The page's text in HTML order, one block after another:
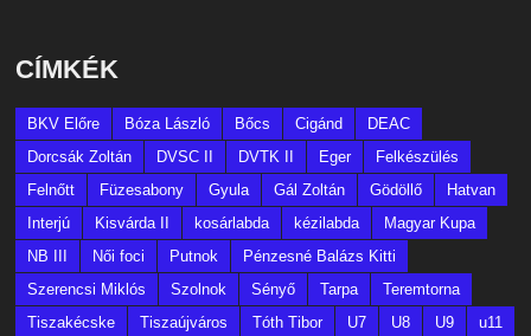
CÍMKÉK
BKV Előre Bóza László Bőcs Cigánd
DEAC
Dorcsák Zoltán
DVSC II DVTK II Eger
Felkészülés
Felnőtt
Füzesabony Gyula Gál Zoltán Gödöllő
Hatvan
Interjú
Kisvárda II kosárlabda kézilabda
Magyar Kupa
NB III
Női foci Putnok
Pénzesné Balázs Kitti
Szerencsi Miklós
Szolnok Sényő Tarpa
Teremtorna
Tiszakécske
Tiszaújváros Tóth Tibor U7 U8 U9
u11